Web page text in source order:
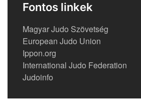
Fontos linkek
Magyar Judo Szövetség
European Judo Union
Ippon.org
International Judo Federation
Judoinfo